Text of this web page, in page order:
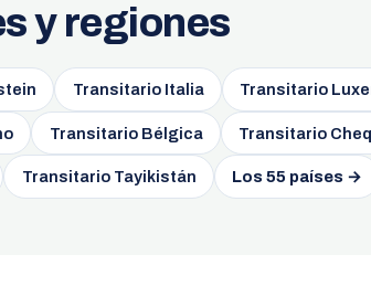
y regiones
Transitario Italia Transitario
Transitario Bélgica Transitario
Transitario Tayikistán Los 55 países →